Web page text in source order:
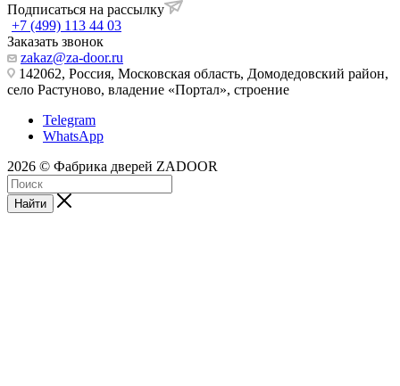
Подписаться на рассылку
+7 (499) 113 44 03
Заказать звонок
zakaz@za-door.ru
142062, Россия, Московская область, Домодедовский район,
село Растуново, владение «Портал», строение
Telegram
WhatsApp
2026 © Фабрика дверей ZADOOR
Найти